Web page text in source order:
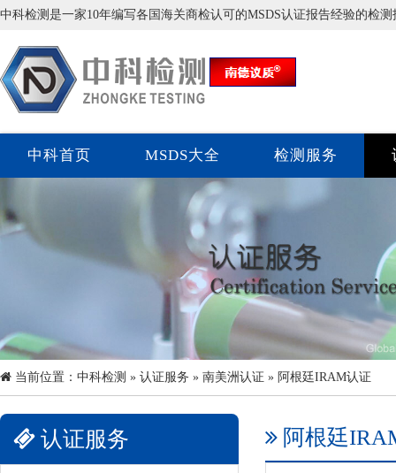
中科检测是一家10年编写各国海关商检认可的MSDS认证报告经验的检
中科首页 MSDS大全 检测服务
当前位置： 中科检测 » 认证服务 » 南美洲认证 » 阿根廷IRAM认证
认证服务 阿根廷